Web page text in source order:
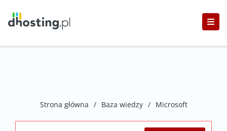
Strona główna / Baza wiedzy / Microsoft